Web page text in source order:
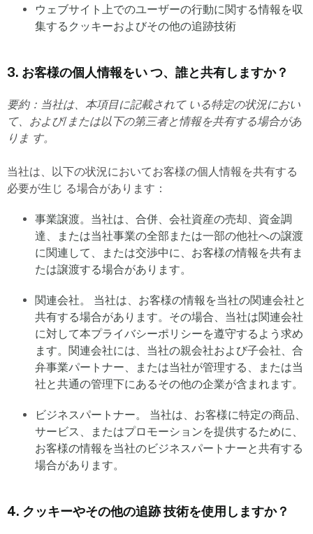
ウェブサイト上でのユーザーの行動に関する情報を収
集するクッキーおよびその他の追跡技術
3. お客様の個人情報をい つ、誰と共有しますか？
要約：当社は、本項目に記載されて いる特定の状況におい
て、および/または以下の第三者と情報を共有する場合があ
りま す。
当社は、以下の状況においてお客様の個人情報を共有する
必要が生じ る場合があります：
事業譲渡。当社は、合併、会社資産の売却、資金調
達、または当社事業の全部または一部の他社への譲渡
に関連して、または交渉中に、お客様の情報を共有ま
たは譲渡する場合があります。
関連会社。 当社は、お客様の情報を当社の関連会社と
共有する場合があります。その場合、当社は関連会社
に対して本プライバシーポリシーを遵守するよう求め
ます。関連会社には、当社の親会社および子会社、合
弁事業パートナー、または当社が管理する、または当
社と共通の管理下にあるその他の企業が含まれます。
ビジネスパートナー。 当社は、お客様に特定の商品、
サービス、またはプロモーションを提供するために、
お客様の情報を当社のビジネスパートナーと共有する
場合があります。
4. クッキーやその他の追跡 技術を使用しますか？